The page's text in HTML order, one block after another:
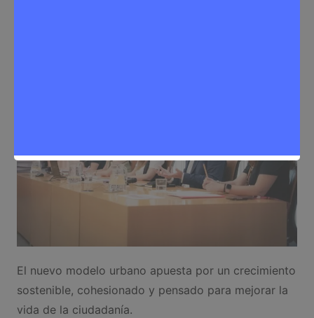
El nuevo modelo urbano apuesta por un crecimiento
sostenible, cohesionado y pensado para mejorar la
vida de la ciudadanía.